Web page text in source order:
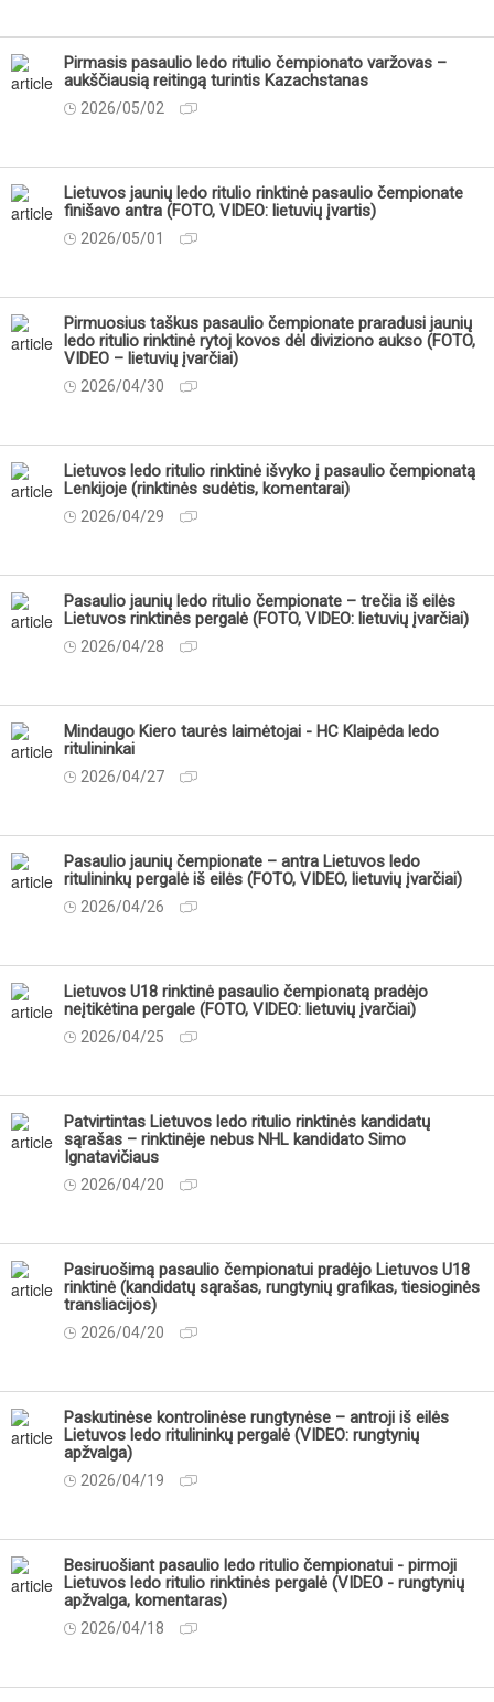
Pirmasis pasaulio ledo ritulio čempionato varžovas –
aukščiausią reitingą turintis Kazachstanas
2026/05/02
Lietuvos jaunių ledo ritulio rinktinė pasaulio čempionate
finišavo antra (FOTO, VIDEO: lietuvių įvartis)
2026/05/01
Pirmuosius taškus pasaulio čempionate praradusi jaunių
ledo ritulio rinktinė rytoj kovos dėl diviziono aukso (FOTO,
VIDEO – lietuvių įvarčiai)
2026/04/30
Lietuvos ledo ritulio rinktinė išvyko į pasaulio čempionatą
Lenkijoje (rinktinės sudėtis, komentarai)
2026/04/29
Pasaulio jaunių ledo ritulio čempionate – trečia iš eilės
Lietuvos rinktinės pergalė (FOTO, VIDEO: lietuvių įvarčiai)
2026/04/28
Mindaugo Kiero taurės laimėtojai - HC Klaipėda ledo
ritulininkai
2026/04/27
Pasaulio jaunių čempionate – antra Lietuvos ledo
ritulininkų pergalė iš eilės (FOTO, VIDEO, lietuvių įvarčiai)
2026/04/26
Lietuvos U18 rinktinė pasaulio čempionatą pradėjo
neįtikėtina pergale (FOTO, VIDEO: lietuvių įvarčiai)
2026/04/25
Patvirtintas Lietuvos ledo ritulio rinktinės kandidatų
sąrašas – rinktinėje nebus NHL kandidato Simo
Ignatavičiaus
2026/04/20
Pasiruošimą pasaulio čempionatui pradėjo Lietuvos U18
rinktinė (kandidatų sąrašas, rungtynių grafikas, tiesioginės
transliacijos)
2026/04/20
Paskutinėse kontrolinėse rungtynėse – antroji iš eilės
Lietuvos ledo ritulininkų pergalė (VIDEO: rungtynių
apžvalga)
2026/04/19
Besiruošiant pasaulio ledo ritulio čempionatui - pirmoji
Lietuvos ledo ritulio rinktinės pergalė (VIDEO - rungtynių
apžvalga, komentaras)
2026/04/18